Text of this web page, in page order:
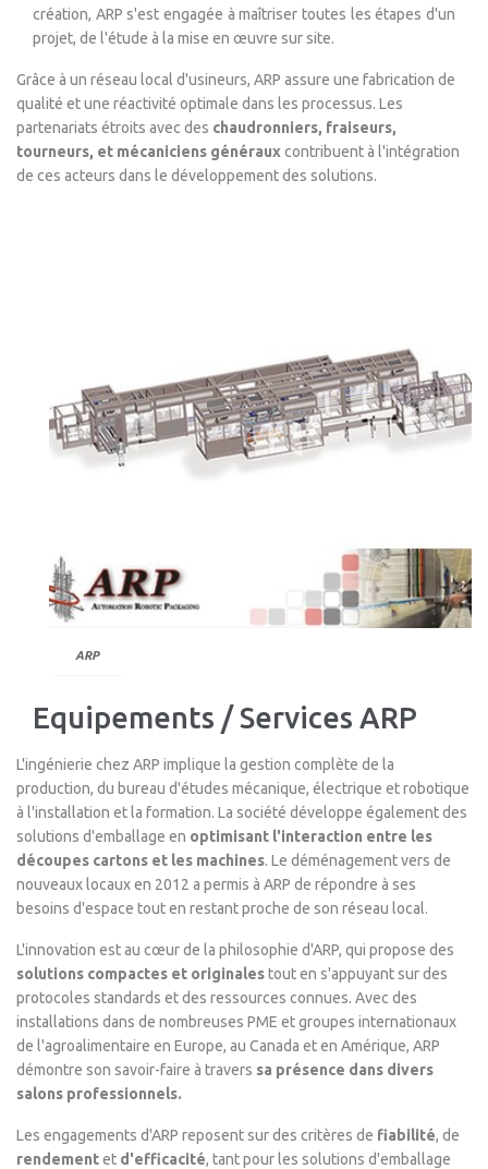
création, ARP s'est engagée à maîtriser toutes les étapes d'un
projet, de l'étude à la mise en œuvre sur site.
Grâce à un réseau local d'usineurs, ARP assure une fabrication de
qualité et une réactivité optimale dans les processus. Les
partenariats étroits avec des chaudronniers, fraiseurs,
tourneurs, et mécaniciens générauxcontribuent à l'intégration
de ces acteurs dans le développement des solutions.
ARP
Equipements / Services ARP
L'ingénierie chez ARP implique la gestion complète de la
production, du bureau d'études mécanique, électrique et robotique
à l'installation et la formation. La société développe également des
solutions d'emballage en optimisant l'interaction entre les
découpes cartons et les machines. Le déménagement vers de
nouveaux locaux en 2012 a permis à ARP de répondre à ses
besoins d'espace tout en restant proche de son réseau local.
L'innovation est au cœur de la philosophie d'ARP, qui propose des
solutions compactes et originalestout en s'appuyant sur des
protocoles standards et des ressources connues. Avec des
installations dans de nombreuses PME et groupes internationaux
de l'agroalimentaire en Europe, au Canada et en Amérique, ARP
démontre son savoir-faire à travers sa présence dans divers
salons professionnels.
Les engagements d'ARP reposent sur des critères de fiabilité, de
rendementet d'efficacité, tant pour les solutions d'emballage